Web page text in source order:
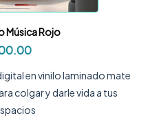
Música Rojo
en vinilo laminado mate
colgar y darle vida a tus